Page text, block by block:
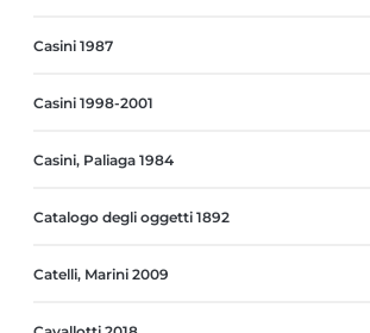
Casini 1987
Casini 1998-2001
Casini, Paliaga 1984
Catalogo degli oggetti 1892
Catelli, Marini 2009